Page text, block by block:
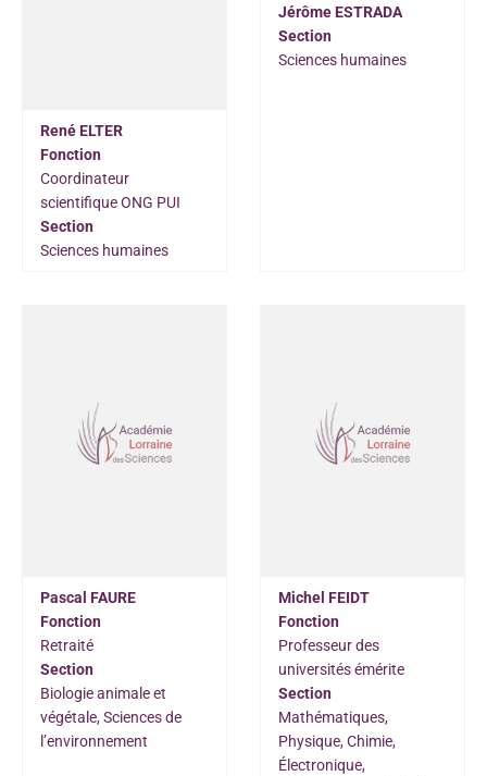
René ELTER
Fonction
Coordinateur
scientifique ONG PUI
Section
Sciences humaines
Jérôme ESTRADA
Section
Sciences humaines
Pascal FAURE
Fonction
Retraité
Section
Biologie animale et
végétale, Sciences de
l’environnement
Michel FEIDT
Fonction
Professeur des
universités émérite
Section
Mathématiques,
Physique, Chimie,
Électronique,